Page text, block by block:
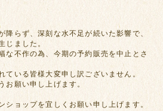
降らず、深刻な水不足が続いた影響で、
じました。
な不作の為、今期の予約販売を中止とさ
ている皆様大変申し訳ございません。
お願い申し上げます。
ショップを宜しくお願い申し上げます。